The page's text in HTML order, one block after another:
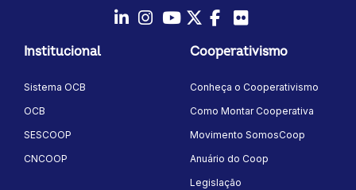
Instagram
YoutubeTwitter/X
Facebook
Institucional
Sistema OCB
OCB
SESCOOP
CNCOOP
Cooperativismo
Conheça o Cooperativismo
Como Montar Cooperativa
Movimento SomosCoop
Anuário do Coop
Legislação